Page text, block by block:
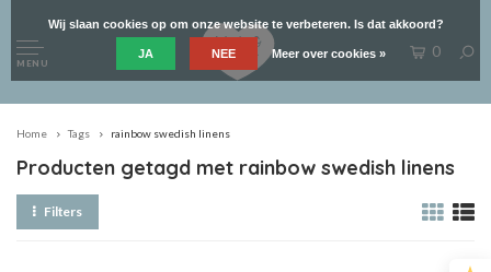
MENU
0
Home Tags rainbow swedish linens
Producten getagd met rainbow swedish linens
Filters
Wij slaan cookies op om onze website te verbeteren. Is dat akkoord?
JA NEE Meer over cookies »